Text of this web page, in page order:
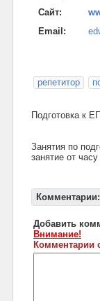
Сайт:
Email:
репетитор
Подготовка к
Занятия по
занятие от
Комментарии:
Добавить
Внимание!
Комментарии